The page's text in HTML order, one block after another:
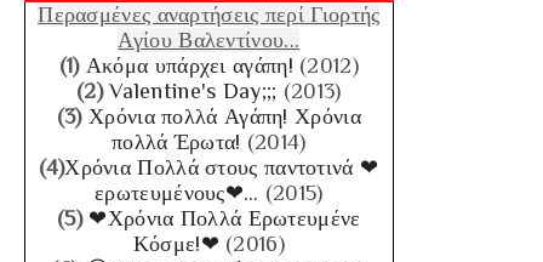
Περασμένες αναρτήσεις περί Γιορτής
Αγίου Βαλεντίνου...
(1) Ακόμα υπάρχει αγάπη! (2012)
(2)Valentine's Day;;; (2013)
(3) Χρόνια πολλά Αγάπη! Χρόνια
πολλά Έρωτα! (2014)
(4)Χρόνια Πολλά στους παντοτινά ❤
ερωτευμένους❤… (2015)
(5) ❤Χρόνια Πολλά Ερωτευμένε
Κόσμε!❤ (2016)